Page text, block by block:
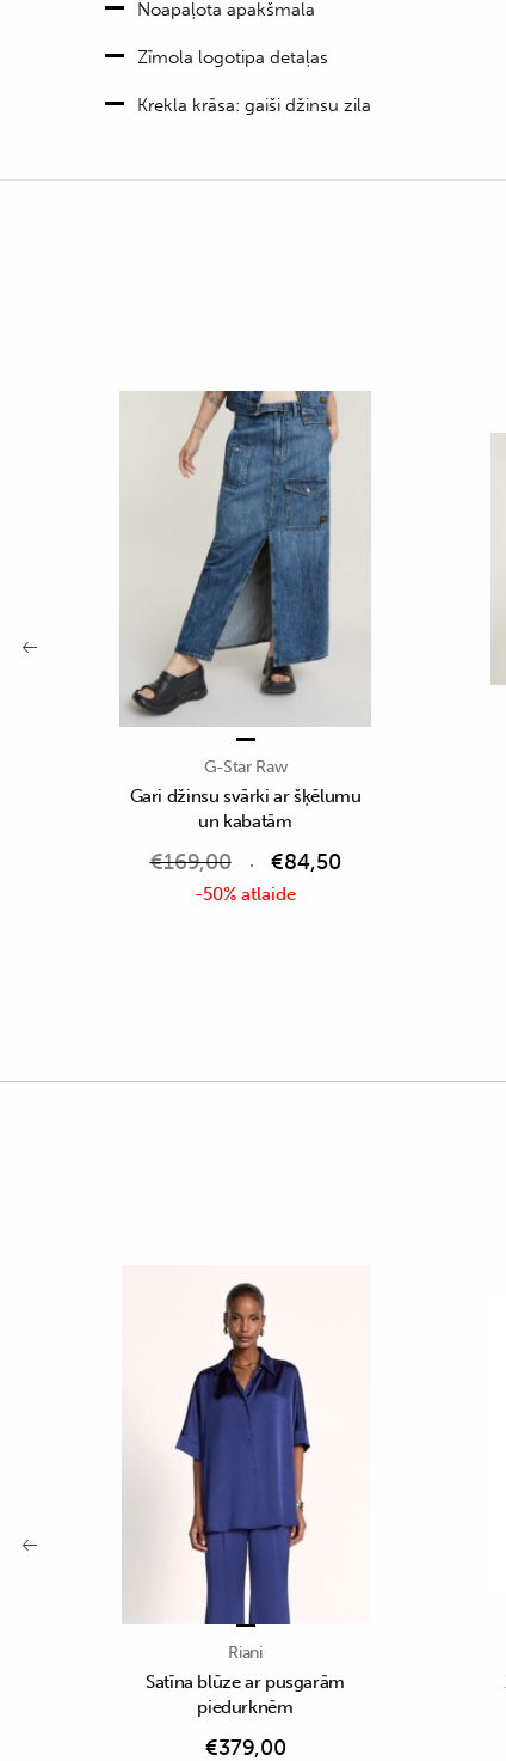
Noapaļota apakšmala
Zīmola logotipa detaļas
Krekla krāsa: gaiši džinsu zila
G-Star Raw
Gari džinsu svārki ar šķēlumu
un kabatām
€169,00 €84,50
-50% atlaide
Riani
Satīna blūze ar pusgarām
piedurknēm
€379,00